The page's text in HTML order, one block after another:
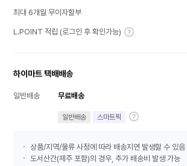
최대 6개월 무이자할부
L.POINT 적립 (로그인 후 확인가능)
하이마트 택배배송
일반배송 무료배송
일반배송 스마트픽
상품/지역/물류 사정에 따라 배송지연 발생할 수 있음
도서산간(제주 포함)의 경우, 추가 배송비 발생 가능